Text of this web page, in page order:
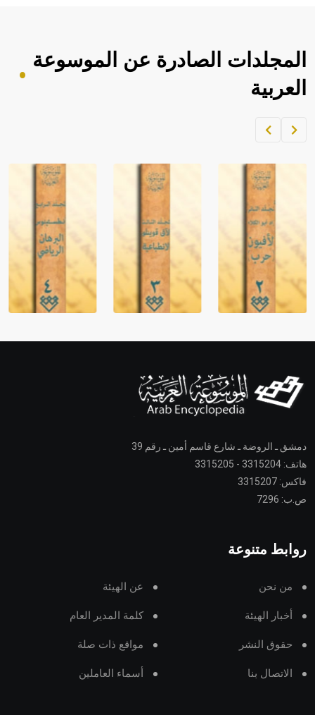
المجلدات الصادرة عن الموسوعة
العربية
دمشق ـ الروضة ـ شارع قاسم أمين ـ رقم 39
هاتف: 3315204 - 3315205
فاكس: 3315207
ص.ب: 7296
روابط متنوعة
من نحن عن الهيئة
أخبار الهيئة كلمة المدير العام
حقوق النشر مواقع ذات صلة
الاتصال بنا أسماء العاملين